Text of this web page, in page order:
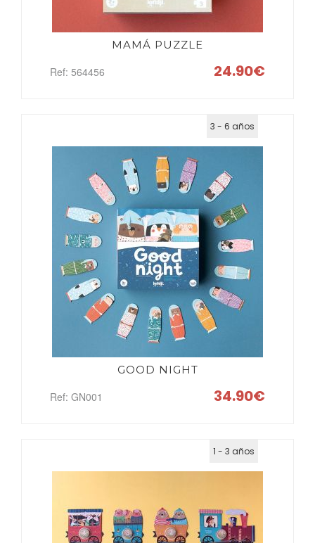
MAMÁ PUZZLE
Ref: 564456 24.90€
3 - 6 años
GOOD NIGHT
Ref: GN001 34.90€
1 - 3 años